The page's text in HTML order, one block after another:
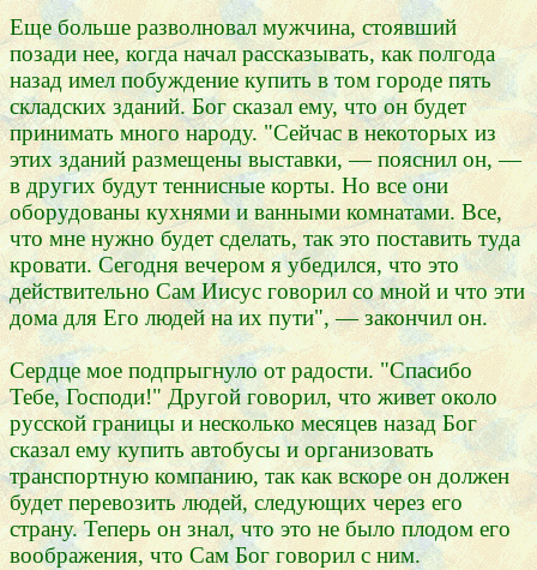
Еще больше разволновал мужчина, стоявший
позади нее, когда начал рассказывать, как полгода
назад имел побуждение купить в том городе пять
складских зданий. Бог сказал ему, что он будет
принимать много народу. "Сейчас в некоторых из
этих зданий размещены выставки, — пояснил он, —
в других будут теннисные корты. Но все они
оборудованы кухнями и ванными комнатами. Все,
что мне нужно будет сделать, так это поставить туда
кровати. Сегодня вечером я убедился, что это
действительно Сам Иисус говорил со мной и что эти
дома для Его людей на их пути", — закончил он.
Сердце мое подпрыгнуло от радости. "Спасибо
Тебе, Господи!" Другой говорил, что живет около
русской границы и несколько месяцев назад Бог
сказал ему купить автобусы и организовать
транспортную компанию, так как вскоре он должен
будет перевозить людей, следующих через его
страну. Теперь он знал, что это не было плодом его
воображения, что Сам Бог говорил с ним.